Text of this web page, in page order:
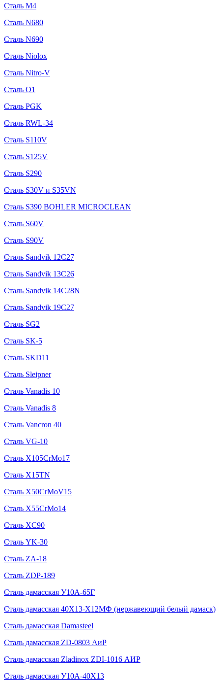
Сталь M4
Сталь N680
Сталь N690
Сталь Niolox
Сталь Nitro-V
Сталь O1
Сталь PGK
Сталь RWL-34
Сталь S110V
Сталь S125V
Сталь S290
Сталь S30V и S35VN
Сталь S390 BOHLER MICROCLEAN
Сталь S60V
Сталь S90V
Сталь Sandvik 12C27
Сталь Sandvik 13C26
Сталь Sandvik 14C28N
Сталь Sandvik 19C27
Сталь SG2
Сталь SK-5
Сталь SKD11
Сталь Sleipner
Сталь Vanadis 10
Сталь Vanadis 8
Сталь Vancron 40
Сталь VG-10
Сталь X105CrMo17
Сталь X15TN
Сталь X50CrMoV15
Сталь X55CrMo14
Сталь XC90
Сталь YK-30
Сталь ZA-18
Сталь ZDP-189
Сталь дамасская У10А-65Г
Сталь дамасская 40Х13-Х12МФ (нержавеющий белый дамаск)
Сталь дамасская Damasteel
Сталь дамасская ZD-0803 АиР
Сталь дамасская Zladinox ZDI-1016 АИР
Сталь дамасская У10А-40Х13